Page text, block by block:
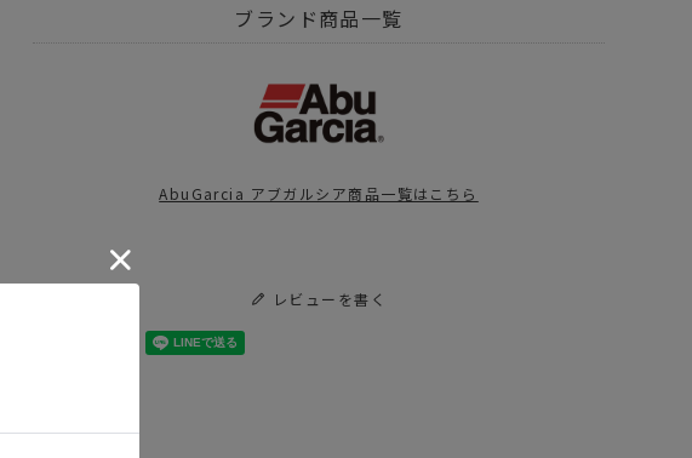
AbuGarcia アブガルシア
アウトドア・キャンプ用品 釣り
ブランド商品一覧
AbuGarcia アブガルシア商品一覧はこちら
レビューを書く